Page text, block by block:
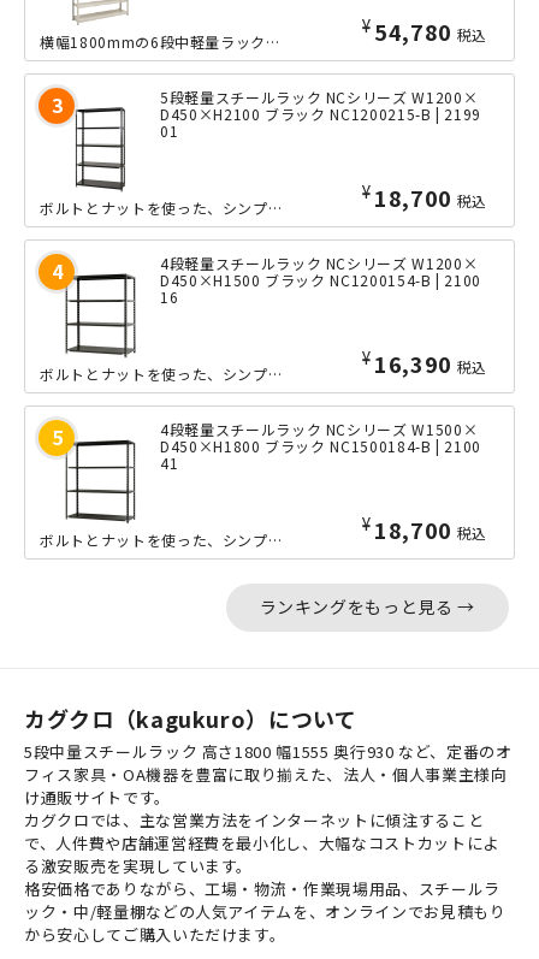
¥ 54,780 税込
横幅1800mmの6段中軽量ラックの、奥行きたっぷりな600mmタイプ。ボルトレ...
5段軽量スチールラック NCシリーズ W1200×
D450×H2100 ブラック NC1200215-B | 2199
01
¥ 18,700 税込
ボルトとナットを使った、シンプルな軽量ラック「NCシリーズ」の小回りの利くW12...
4段軽量スチールラック NCシリーズ W1200×
D450×H1500 ブラック NC1200154-B | 2100
16
¥ 16,390 税込
ボルトとナットを使った、シンプルな軽量ラック「NCシリーズ」の小回りの利くW12...
4段軽量スチールラック NCシリーズ W1500×
D450×H1800 ブラック NC1500184-B | 2100
41
¥ 18,700 税込
ボルトとナットを使った、シンプルな軽量ラック「NCシリーズ」の中間サイズのW15...
ランキングをもっと見る →
カグクロ（kagukuro）について
5段中量スチールラック 高さ1800 幅1555 奥行930 など、定番のオ
フィス家具・OA機器を豊富に取り揃えた、法人・個人事業主様向
け通販サイトです。
カグクロでは、主な営業方法をインターネットに傾注すること
で、人件費や店舗運営経費を最小化し、大幅なコストカットによ
る激安販売を実現しています。
格安価格でありながら、工場・物流・作業現場用品、スチールラ
ック・中/軽量棚などの人気アイテムを、オンラインでお見積もり
から安心してご購入いただけます。